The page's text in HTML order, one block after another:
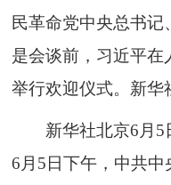
民革命党中央总书
是会谈前，习近平
举行欢迎仪式。新华
新华社北京6月5
6月5日下午，中共